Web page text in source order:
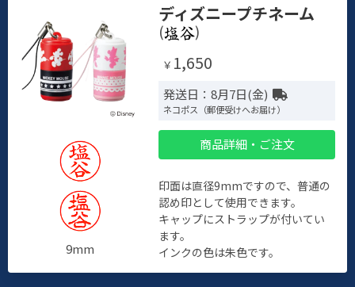
9mm
ディズニープチネーム
( )
￥ 1,650
発送日：8月7日(金)
ネコポス（郵便受けへお届け）
商品詳細・ご注文
印面は直径9mmですので、普通の
認め印として使用できます。
キャップにストラップが付いてい
ます。
インクの色は朱色です。